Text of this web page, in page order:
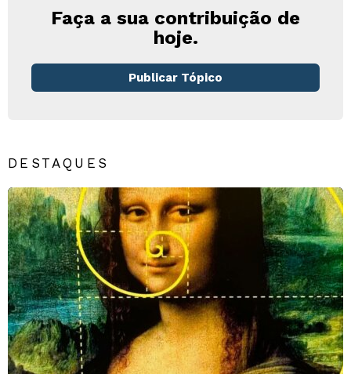
Faça a sua contribuição de
hoje.
Publicar Tópico
DESTAQUES